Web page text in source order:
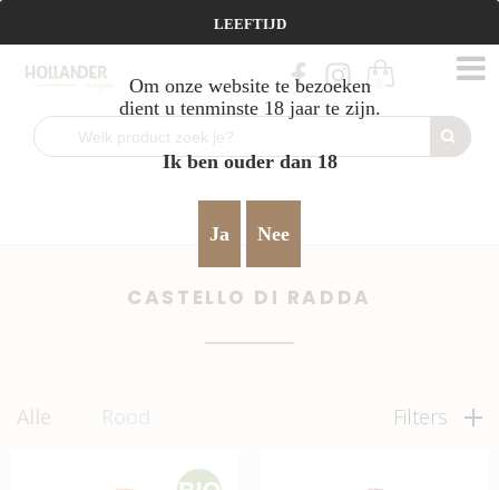
Vanaf €95 gratis verzending!
CASTELLO DI RADDA
Alle Filters
LEEFTIJD
Om onze website te bezoeken
dient u tenminste 18 jaar te zijn.
Ik ben ouder dan 18
Ja Nee